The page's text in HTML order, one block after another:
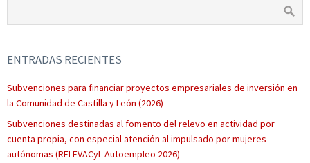
ENTRADAS RECIENTES
Subvenciones para financiar proyectos empresariales de inversión en
la Comunidad de Castilla y León (2026)
Subvenciones destinadas al fomento del relevo en actividad por
cuenta propia, con especial atención al impulsado por mujeres
autónomas (RELEVACyL Autoempleo 2026)